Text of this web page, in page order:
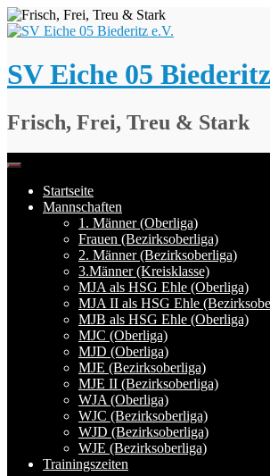
Springe
zum
SV Eiche 05
Frisch, Frei, Treu & Stark
Startseite
Mannschaften
1. Männer (Oberliga)
Frauen (Bezirksoberliga)
2. Männer (Bezirksoberliga)
3.Männer (Kreisklasse)
MJA als HSG Ehle (Oberliga)
MJA II als HSG Ehle
MJB als HSG Ehle (Oberliga)
MJC (Oberliga)
MJD (Oberliga)
MJE (Bezirksoberliga)
MJE II (Bezirksoberliga)
WJA (Oberliga)
WJC (Bezirksoberliga)
WJD (Bezirksoberliga)
WJE (Bezirksoberliga)
Trainingszeiten